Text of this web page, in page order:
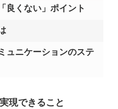
良くない」ポイント​
ュニケーションのステ
現できること